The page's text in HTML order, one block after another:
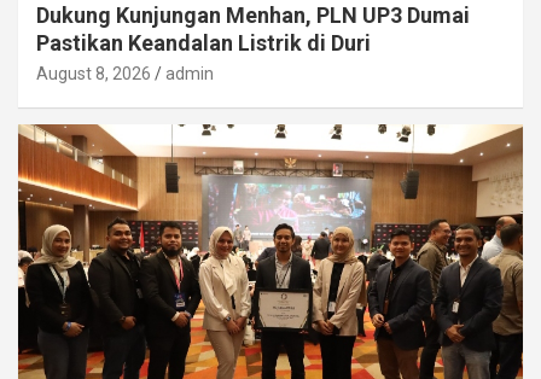
Dukung Kunjungan Menhan, PLN UP3 Dumai
Pastikan Keandalan Listrik di Duri
August 8, 2026 admin